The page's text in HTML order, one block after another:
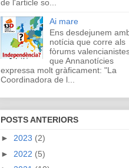
de l'article so...
Ai mare
Ens desdejunem
notícia que corre als
fòrums
que Annanotícies
expressa molt gràficament: "La
Coordinadora de l...
POSTS ANTERIORS
► 2023 (2)
► 2022 (5)